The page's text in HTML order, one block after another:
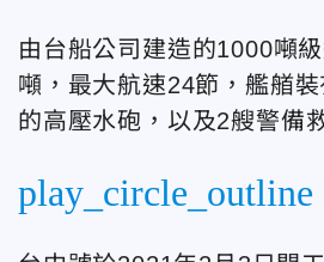
由台船公司建造的1000噸
噸，最大航速24節，艦艏
的高壓水砲，以及2艘警備
play_circle_outline